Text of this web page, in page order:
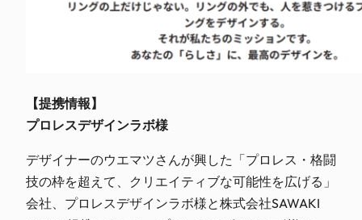
【提携情報】
プロレスデザインラボ様
デザイナーのウエマツさんが興した「プロレス・格闘
技の枠を超えて、クリエイティブな可能性を広げる」
会社、プロレスデザインラボ様と株式会社SAWAKI